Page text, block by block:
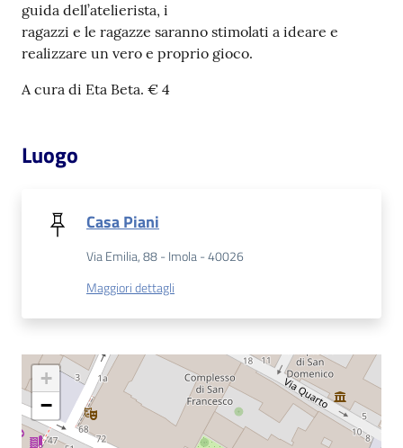
Archivio
storico
Decentrate
Patto
per
lettura
guida dell’atelierista, i
ragazzi e le ragazze saranno stimolati a ideare e
realizzare un vero e proprio gioco.
A cura di Eta Beta. € 4
Luogo
Casa Piani
Via Emilia, 88 - Imola - 40026
Maggiori dettagli
+
−